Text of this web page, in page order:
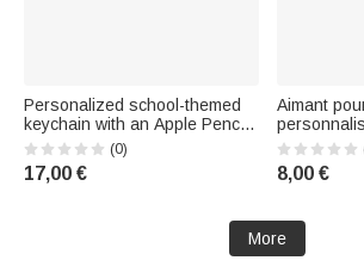
Personalized school-themed
keychain with an Apple Pencil
charm and first name – Thank-
you gift for the start of the
school year and Teachers'
(0)
17,00 €
Aimant
Pencil »
avec
– Outil
pour les
8,00 €
More